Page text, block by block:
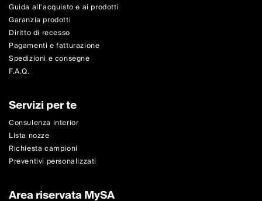
Guida all'acquisto e ai prodotti
Garanzia prodotti
Diritto di recesso
Pagamenti e fatturazione
Spedizioni e consegne
F.A.Q.
Servizi per te
Consulenza interior
Lista nozze
Richiesta campioni
Preventivi personalizzati
Area riservata MySA